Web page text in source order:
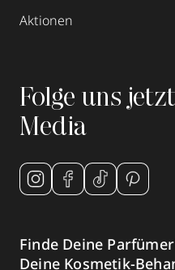
Aktionen
Folge uns
Media
Finde Deine
Deine Kosmetik-